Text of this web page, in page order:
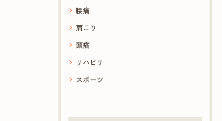
腰痛
肩こり
頭痛
リハビリ
スポーツ